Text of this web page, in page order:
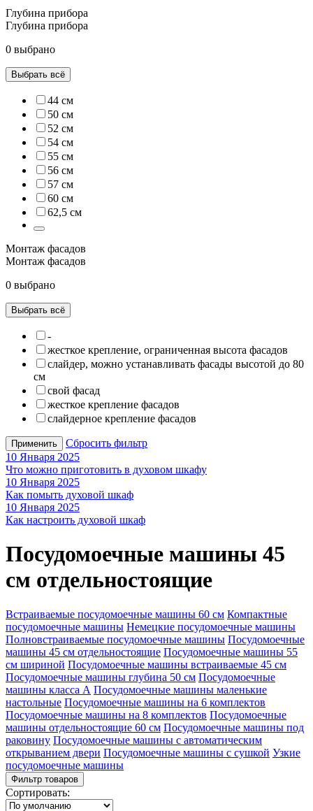
Глубина прибора
Глубина прибора
0 выбрано
Выбрать всё
44 см
50 см
52 см
54 см
55 см
56 см
57 см
60 см
62,5 см
Монтаж фасадов
Монтаж фасадов
0 выбрано
Выбрать всё
-
жесткое крепление, ограниченная высота фасадов
слайдер, можно устанавливать фасады высотой до 80
см
свой фасад
жесткое крепление фасадов
слайдерное крепление фасадов
Применить
Сбросить фильтр
10 Января 2025
Что можно приготовить в духовом шкафу
10 Января 2025
Как помыть духовой шкаф
10 Января 2025
Как настроить духовой шкаф
Посудомоечные машины 45
см отдельностоящие
Встраиваемые посудомоечные машины 60 см Компактные
посудомоечные машины Немецкие посудомоечные машины
Полновстраиваемые посудомоечные машины Посудомоечные
машины 45 см отдельностоящие Посудомоечные машины 55
см шириной Посудомоечные машины встраиваемые 45 см
Посудомоечные машины глубина 50 см Посудомоечные
машины класса А Посудомоечные машины маленькие
настольные Посудомоечные машины на 6 комплектов
Посудомоечные машины на 8 комплектов Посудомоечные
машины отдельностоящие 60 см Посудомоечные машины под
раковину Посудомоечные машины с автоматическим
открыванием двери Посудомоечные машины с сушкой Узкие
посудомоечные машины
Фильтр товаров
Сортировать: